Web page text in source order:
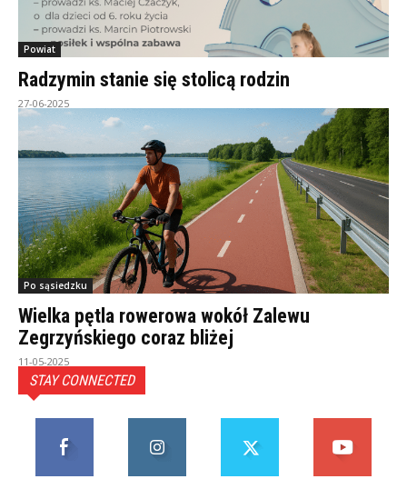
Powiat
Radzymin stanie się stolicą rodzin
27-06-2025
Po sąsiedzku
Wielka pętla rowerowa wokół Zalewu
Zegrzyńskiego coraz bliżej
11-05-2025
STAY CONNECTED